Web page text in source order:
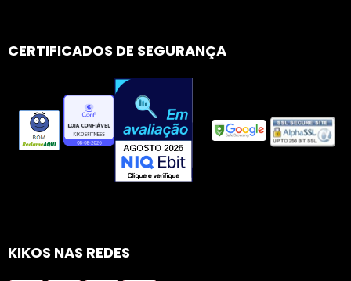
CERTIFICADOS DE SEGURANÇA
KIKOS NAS REDES